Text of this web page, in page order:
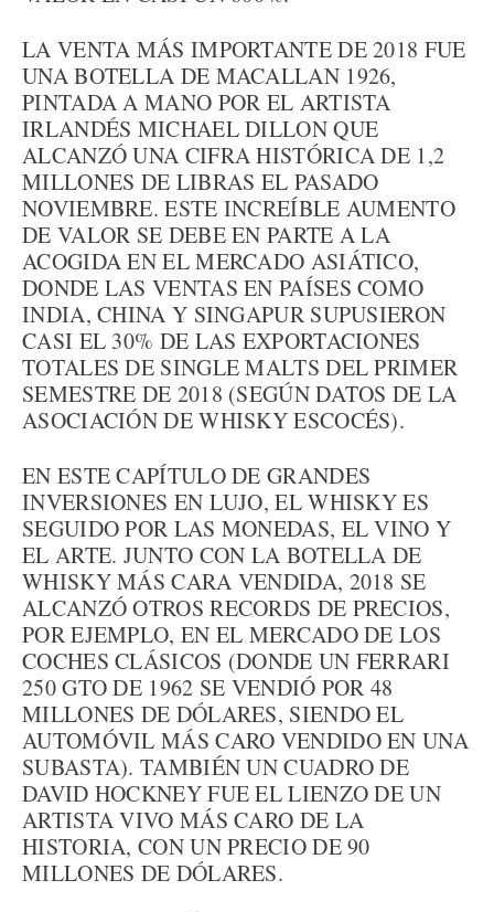
LA VENTA MÁS IMPORTANTE DE 2018 FUE
UNA BOTELLA DE MACALLAN 1926,
PINTADA A MANO POR EL ARTISTA
IRLANDÉS MICHAEL DILLON QUE
ALCANZÓ UNA CIFRA HISTÓRICA DE 1,2
MILLONES DE LIBRAS EL PASADO
NOVIEMBRE. ESTE INCREÍBLE AUMENTO
DE VALOR SE DEBE EN PARTE A LA
ACOGIDA EN EL MERCADO ASIÁTICO,
DONDE LAS VENTAS EN PAÍSES COMO
INDIA, CHINA Y SINGAPUR SUPUSIERON
CASI EL 30% DE LAS EXPORTACIONES
TOTALES DE SINGLE MALTS DEL PRIMER
SEMESTRE DE 2018 (SEGÚN DATOS DE LA
ASOCIACIÓN DE WHISKY ESCOCÉS).
EN ESTE CAPÍTULO DE GRANDES
INVERSIONES EN LUJO, EL WHISKY ES
SEGUIDO POR LAS MONEDAS, EL VINO Y
EL ARTE. JUNTO CON LA BOTELLA DE
WHISKY MÁS CARA VENDIDA, 2018 SE
ALCANZÓ OTROS RECORDS DE PRECIOS,
POR EJEMPLO, EN EL MERCADO DE LOS
COCHES CLÁSICOS (DONDE UN FERRARI
250 GTO DE 1962 SE VENDIÓ POR 48
MILLONES DE DÓLARES, SIENDO EL
AUTOMÓVIL MÁS CARO VENDIDO EN UNA
SUBASTA). TAMBIÉN UN CUADRO DE
DAVID HOCKNEY FUE EL LIENZO DE UN
ARTISTA VIVO MÁS CARO DE LA
HISTORIA, CON UN PRECIO DE 90
MILLONES DE DÓLARES.